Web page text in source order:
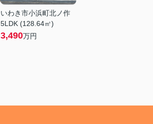
いわき市小浜町北ノ作
5LDK (128.64㎡)
3,490万円